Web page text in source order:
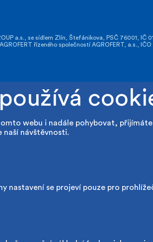
a.s., se sídlem Zlín, Štefánikova, PSČ 76001, IČ
řízeného společností AGROFERT, a.s.,
webu i nadále pohybovat,
naší návštěvnosti.
nastavení se projeví pouze pro